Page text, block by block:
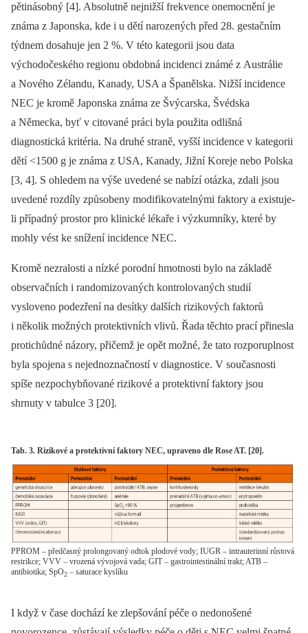
pětinásobný [4]. Absolutně nejnižší frekvence onemocnění je
známa z Japonska, kde i u dětí narozených před 28. gestačním
týdnem dosahuje jen 2 %. V této kategorii jsou data
východočeského regionu obdobná incidenci známé z Austrálie
a Nového Zélandu, Kanady, USA a Španělska. Nižší incidence
NEC je kromě Japonska známa ze Švýcarska, Švédska
a Německa, byť v citované práci byla použita odlišná
diagnostická kritéria. Na druhé straně, vyšší incidence v kategorii
dětí <1500 g je známa z USA, Kanady, Jižní Koreje nebo Polska
[3, 4]. S ohledem na výše uvedené se nabízí otázka, zdali jsou
uvedené rozdíly způsobeny modifikovatelnými faktory a existuje-
li případný prostor pro klinické lékaře i výzkumníky, které by
mohly vést ke snížení incidence NEC.
Kromě nezralosti a nízké porodní hmotnosti bylo na základě
observačních i randomizovaných kontrolovaných studií
vysloveno podezření na desítky dalších rizikových faktorů
i několik možných protektivních vlivů. Řada těchto prací přinesla
protichůdné názory, přičemž je opět možné, že tato rozporuplnost
byla spojena s nejednoznačností v diagnostice. V současnosti
spíše nezpochybňované rizikové a protektivní faktory jsou
shrnuty v tabulce 3 [20].
Tab. 3. Rizikové a protektivní faktory NEC, upraveno dle Rose AT. [20].
PPROM – předčasný prolongovaný odtok plodové vody; IUGR – intrauterinní růstová
restrikce; VVV – vrozená vývojová vada; GIT – gastrointestinální trakt; ATB –
antibiotika; SpO2 – saturace kyslíku
I když v čase dochází ke zlepšování péče o nedonošené